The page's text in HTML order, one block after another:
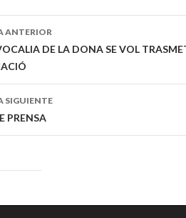
ANTERIOR
DE LA DONA SE VOL
SIGUIENTE
PRENSA